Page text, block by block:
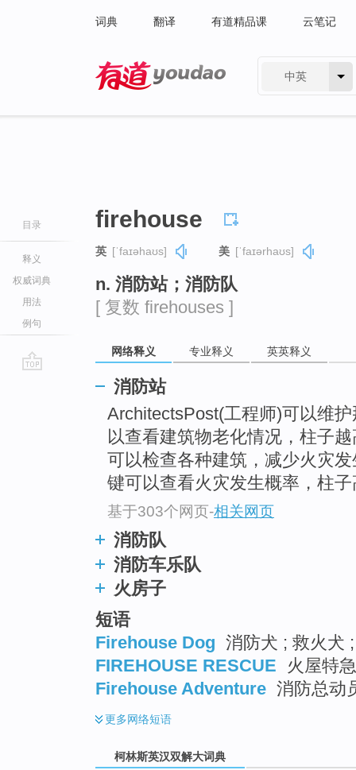
词典 翻译 有道精品课 云笔记
中英
目录
释义
权威词典
用法
例句
firehouse
英 [ˈfaɪəhaʊs] 美 [ˈfaɪərhaʊs]
n. 消防站；消防队
[ 复数 firehouses ]
网络释义 专业释义 英英释义
消防站
ArchitectsPost(工程师)可以维
以查看建筑物老化情况，柱子
可以检查各种建筑，减少火灾
键可以查看火灾发生概率，柱
基于303个网页-相关网页
消防队
消防车乐队
火房子
短语
Firehouse Dog 消防犬 ; 救火犬
FIREHOUSE RESCUE
火屋特急
Firehouse Adventure 消防总动
更多网络短语
柯林斯英汉双解大词典